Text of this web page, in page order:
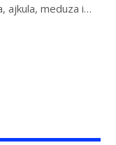
ajkula, meduza i…